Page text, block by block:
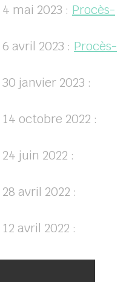
mai 2023 : Procès-
avril 2023 : Procès-
janvier 2023 :
octobre 2022 :
juin 2022 :
avril 2022 :
avril 2022 :
mars 2022 :